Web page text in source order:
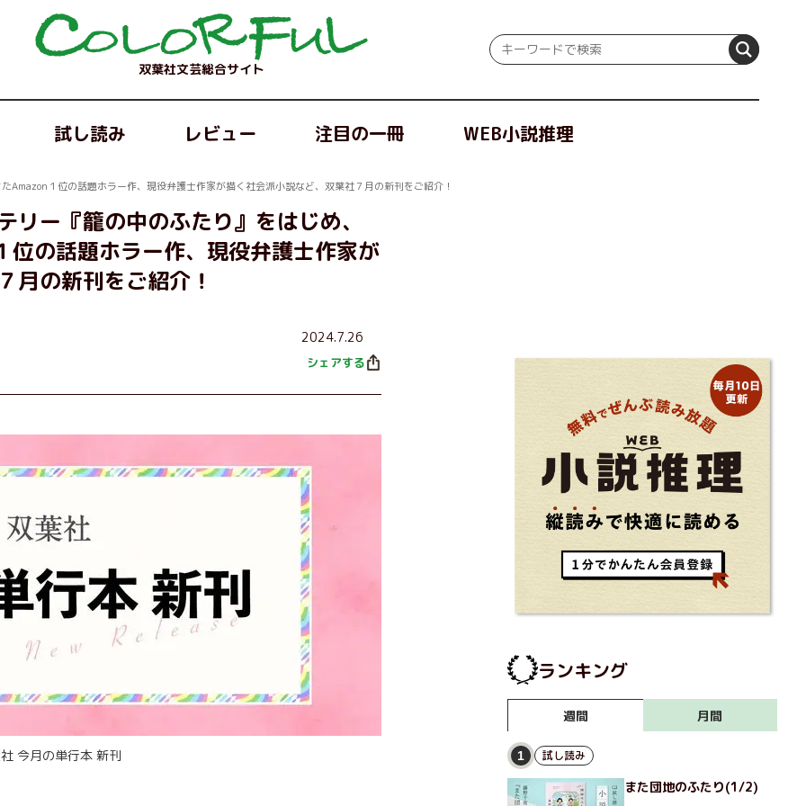
双葉社文芸総合サイト
試し読み レビュー 注目の一冊 WEB小説推理
１位の話題ホラー作、現役弁護士作家が描く社会派小説など、双葉社７月の新刊をご紹介！
ー『籠の中のふたり』をはじめ、
の話題ホラー作、現役弁護士作家が
月の新刊をご紹介！
2024.7.26
シェアする
今月の単行本 新刊
ランキング
週間 月間
1 試し読み
また団地のふたり(1/2)